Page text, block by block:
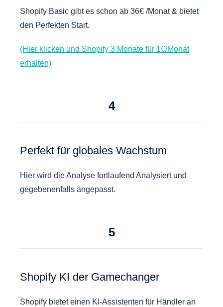
Shopify Basic gibt es schon ab 36€ /Monat & bietet
den Perfekten Start.
(Hier klicken und Shopify 3 Monate für 1€/Monat
erhalten)
4
Perfekt für globales Wachstum
Hier wird die Analyse fortlaufend Analysiert und
gegebenenfalls angepasst.
5
Shopify KI der Gamechanger
Shopify bietet einen KI-Assistenten für Händler an